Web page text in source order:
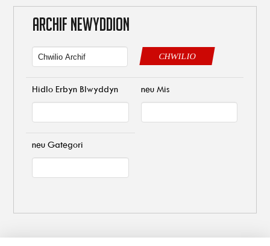
ARCHIF NEWYDDION
CHWILIO
Hidlo Erbyn Blwyddyn neu Mis
neu Gategori